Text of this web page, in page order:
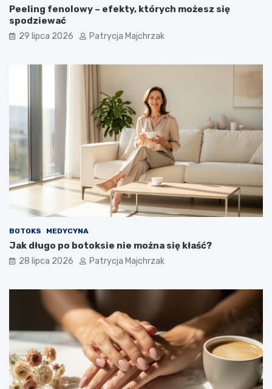
Peeling fenolowy – efekty, których możesz się
spodziewać
29 lipca 2026 Patrycja Majchrzak
BOTOKS MEDYCYNA
Jak długo po botoksie nie można się kłaść?
28 lipca 2026 Patrycja Majchrzak